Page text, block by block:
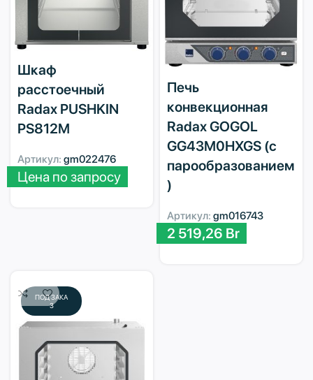
Шкаф
расстоечный
Radax PUSHKIN
PS812M
Артикул: gm022476
Цена по запросу
Печь
конвекционная
Radax GOGOL
GG43M0HXGS (с
парообразованием
)
Артикул: gm016743
2 519,26 Br
ПОД ЗАКА
З